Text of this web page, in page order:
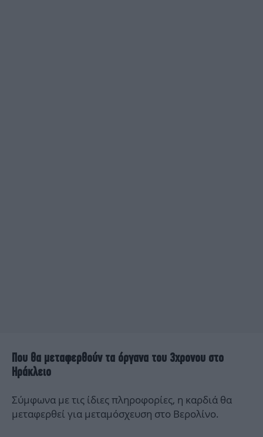
Που θα μεταφερθούν τα όργανα του 3χρονου στο
Ηράκλειο
Σύμφωνα με τις ίδιες πληροφορίες, η καρδιά θα
μεταφερθεί για μεταμόσχευση στο Βερολίνο.